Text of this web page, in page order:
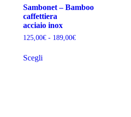
Sambonet – Bamboo
caffettiera
acciaio inox
125,00€ - 189,00€Fascia
Scegli